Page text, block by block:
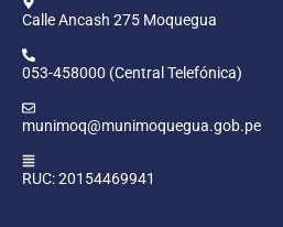
Calle Ancash 275 Moquegua
053-458000 (Central Telefónica)
munimoq@munimoquegua.gob.pe
RUC: 20154469941